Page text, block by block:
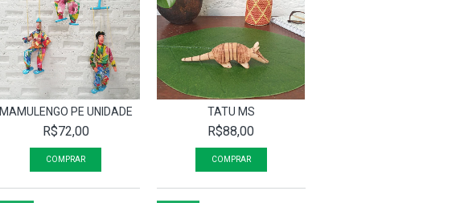
MAMULENGO PE UNIDADE
R$72,00
TATU MS
R$88,00